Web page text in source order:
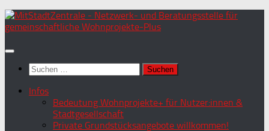
Zum
Inhalt
Suchen
nach:
Infos
Bedeutung Wohnprojekte+ für Nutzer:innen &
Stadtgesellschaft
Private Grundstücksangebote willkommen!